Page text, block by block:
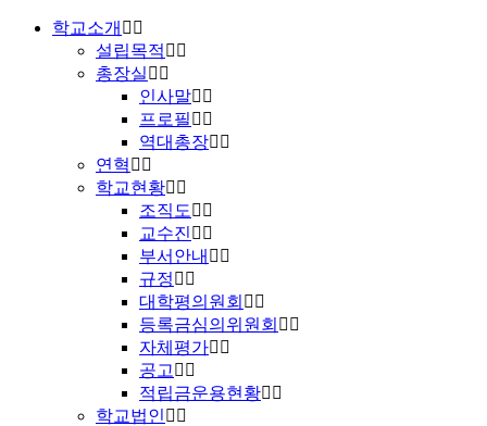
학교소개
설립목적
총장실
인사말
프로필
역대총장
연혁
학교현황
조직도
교수진
부서안내
규정
대학평의원회
등록금심의위원회
자체평가
공고
적립금운용현황
학교법인